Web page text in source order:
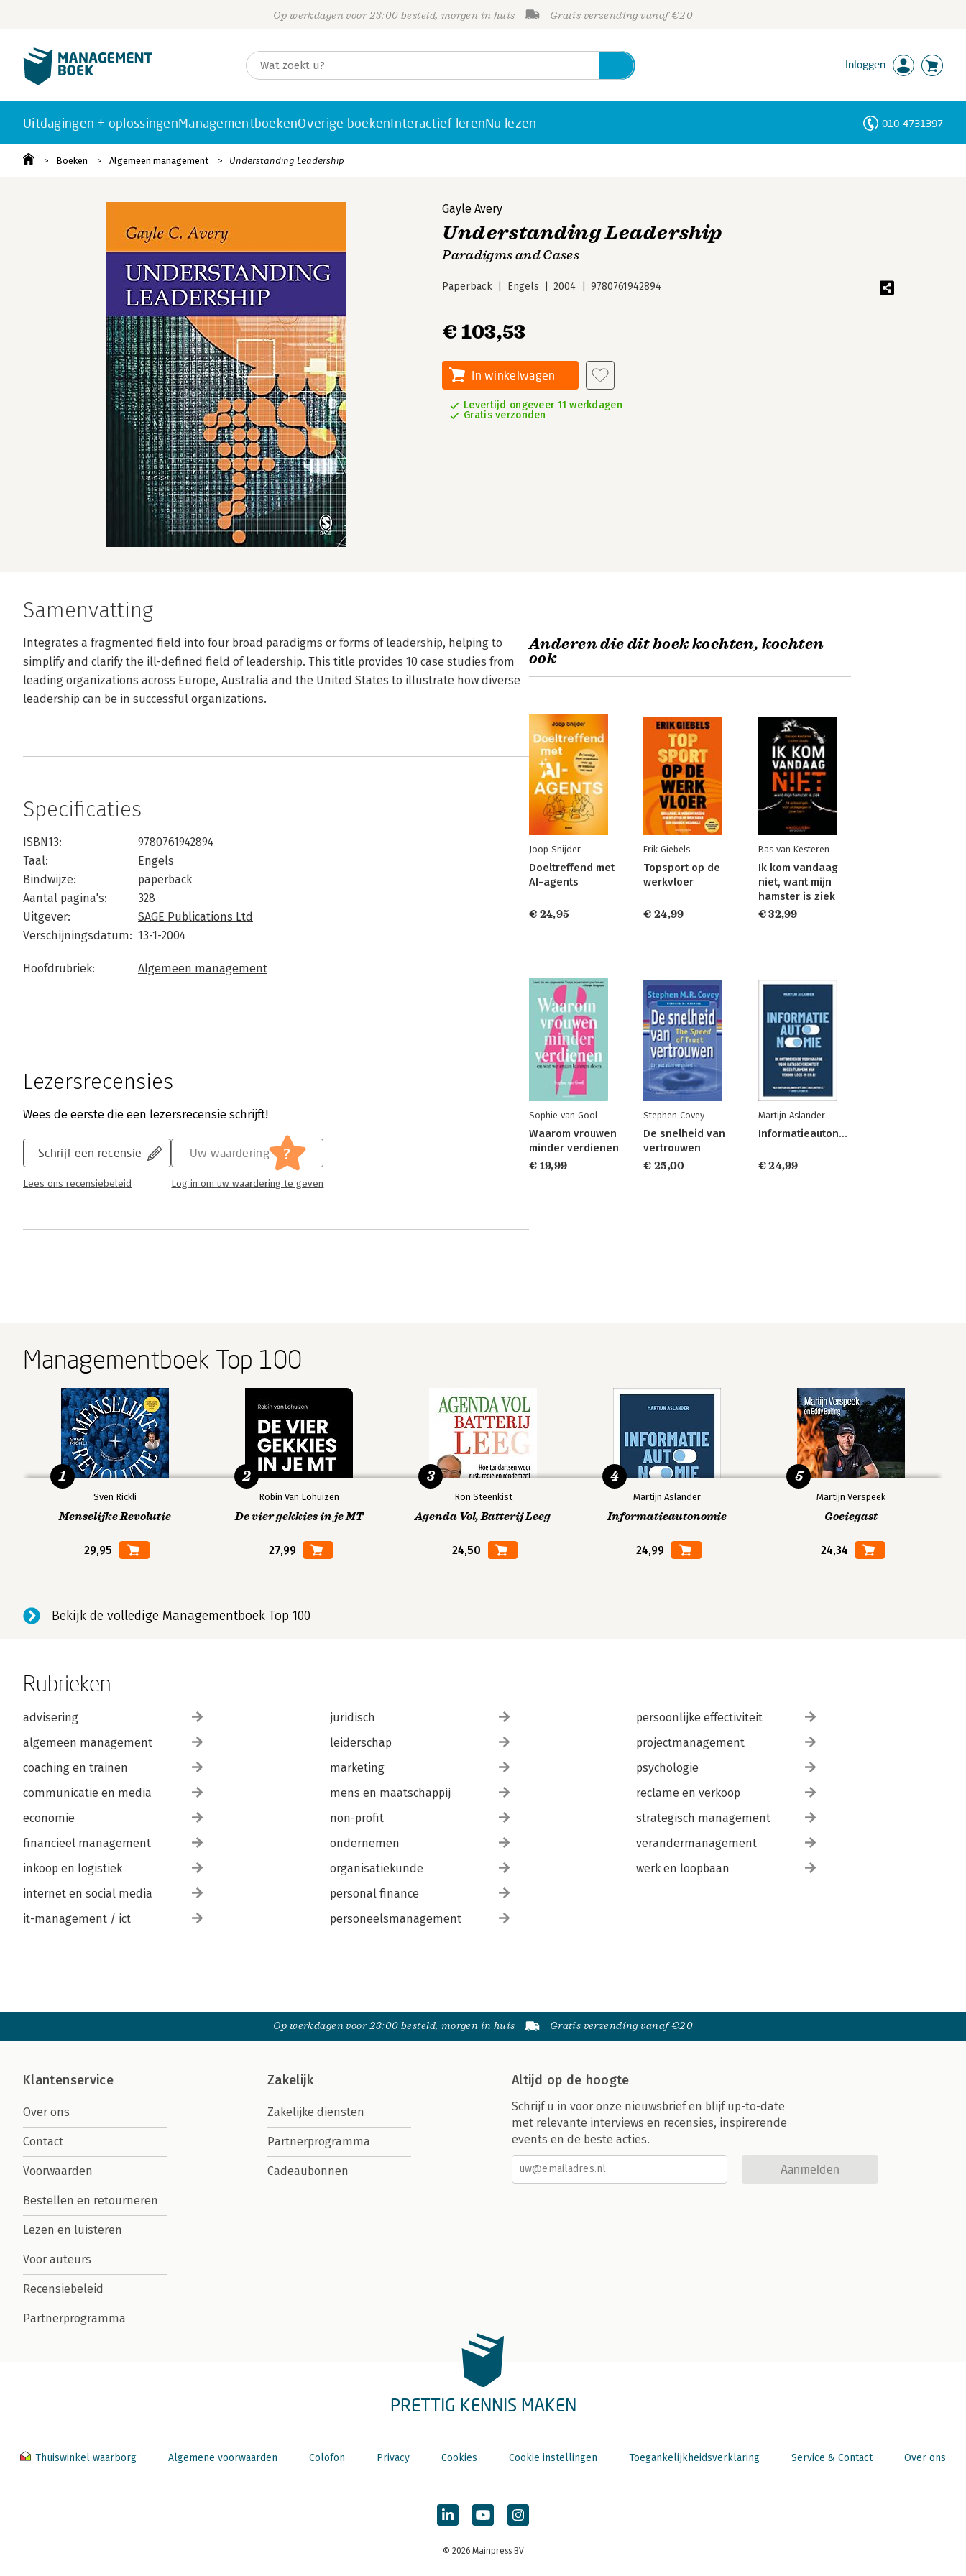
Op werkdagen voor 23:00 besteld, morgen in huis Gratis verzending vanaf €20
Inloggen
Uitdagingen + oplossingenManagementboekenOverige boekenInteractief lerenNu lezen 010-4731397
Boeken Algemeen management Understanding Leadership
Gayle Avery
Understanding Leadership
Paradigms and Cases
Paperback Engels 2004 9780761942894
€ 103,53
In winkelwagen
Levertijd ongeveer 11 werkdagen
Gratis verzonden
Samenvatting
Integrates a fragmented field into four broad paradigms or forms of leadership, helping to
simplify and clarify the ill-defined field of leadership. This title provides 10 case studies from
leading organizations across Europe, Australia and the United States to illustrate how diverse
leadership can be in successful organizations.
Specificaties
ISBN13:
9780761942894
Taal:
Engels
Bindwijze:
paperback
Aantal pagina's:
328
Uitgever:
SAGE Publications Ltd
Verschijningsdatum: 13-1-2004
Hoofdrubriek: Algemeen management
Lezersrecensies
Wees de eerste die een lezersrecensie schrijft!
Schrijf een recensie
Lees ons recensiebeleid
Uw waardering ?
Log in om uw waardering te geven
Anderen die dit boek kochten, kochten
ook
Joop Snijder
Doeltreffend met
AI-agents
€ 24,95
Erik Giebels
Topsport op de
werkvloer
€ 24,99
Bas van Kesteren
Ik kom vandaag
niet, want mijn
hamster is ziek
€ 32,99
Sophie van Gool
Waarom vrouwen
minder verdienen
€ 19,99
Stephen Covey
De snelheid van
vertrouwen
€ 25,00
Martijn Aslander
Informatieautonomie
€ 24,99
Managementboek Top 100
Sven Rickli
Menselijke Revolutie
29,95
1
Robin Van Lohuizen
De vier gekkies in je MT
27,99
2
Ron Steenkist
Agenda Vol, Batterij Leeg
24,50
3
Martijn Aslander
Informatieautonomie
24,99
4
Martijn Verspeek
Goeiegast
24,34
5
Bekijk de volledige Managementboek Top 100
Rubrieken
advisering
algemeen management
coaching en trainen
communicatie en media
economie
financieel management
inkoop en logistiek
internet en social media
it-management / ict
juridisch
leiderschap
marketing
mens en maatschappij
non-profit
ondernemen
organisatiekunde
personal finance
personeelsmanagement
persoonlijke effectiviteit
projectmanagement
psychologie
reclame en verkoop
strategisch management
verandermanagement
werk en loopbaan
Op werkdagen voor 23:00 besteld, morgen in huis Gratis verzending vanaf €20
Klantenservice
Over ons
Contact
Voorwaarden
Bestellen en retourneren
Lezen en luisteren
Voor auteurs
Recensiebeleid
Partnerprogramma
Zakelijk
Zakelijke diensten
Partnerprogramma
Cadeaubonnen
Altijd op de hoogte
Schrijf u in voor onze nieuwsbrief en blijf up-to-date
met relevante interviews en recensies, inspirerende
events en de beste acties.
Aanmelden
PRETTIG KENNIS MAKEN
Thuiswinkel waarborg Algemene voorwaarden Colofon Privacy Cookies Cookie instellingen Toegankelijkheidsverklaring Service & Contact Over ons
© 2026 Mainpress BV
Personen